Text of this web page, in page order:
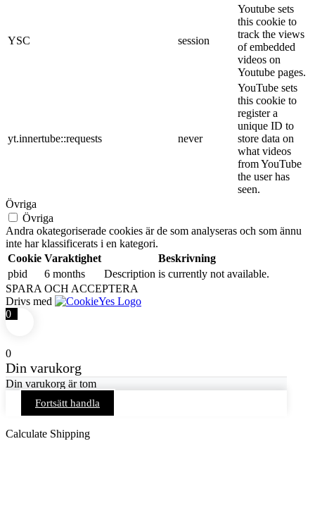
YSC session
Youtube sets
this cookie to
track the views
of embedded
videos on
Youtube pages.
yt.innertube::requests never
YouTube sets
this cookie to
register a
unique ID to
store data on
what videos
from YouTube
the user has
seen.
Övriga
Övriga
Andra okategoriserade cookies är de som analyseras och som ännu
inte har klassificerats i en kategori.
Cookie Varaktighet
Beskrivning
pbid
6 months
Description is currently not available.
SPARA OCH ACCEPTERA
Drivs med
0
0
Din varukorg
Din varukorg är tom
Fortsätt handla
Calculate Shipping